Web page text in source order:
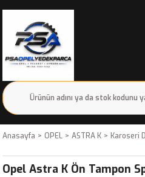
Anasayfa OPEL ASTRA K Karoseri
Opel Astra K Ön Tampon